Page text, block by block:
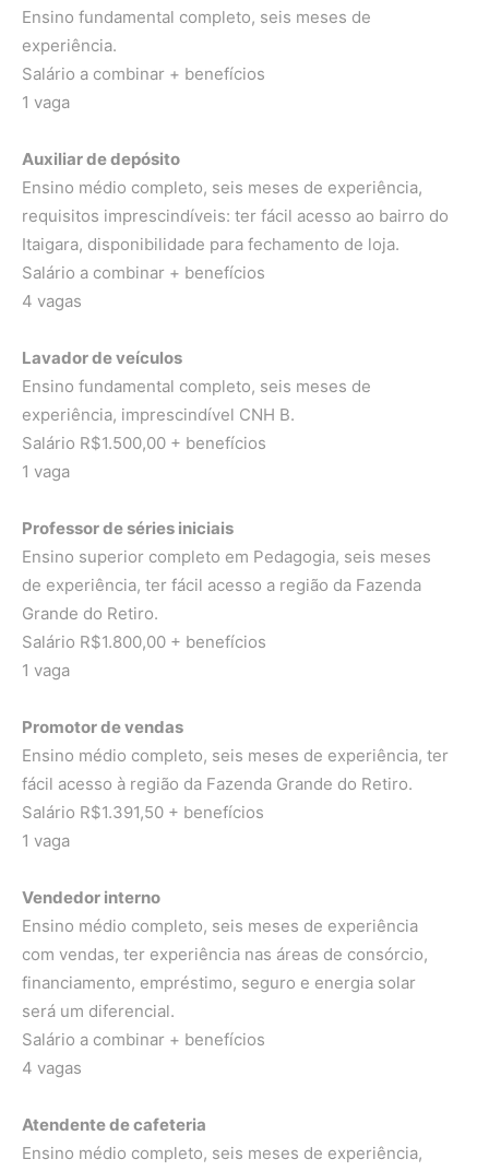
Ensino fundamental completo, seis meses de
experiência.
Salário a combinar + benefícios
1 vaga
Auxiliar de depósito
Ensino médio completo, seis meses de experiência,
requisitos imprescindíveis: ter fácil acesso ao bairro do
Itaigara, disponibilidade para fechamento de loja.
Salário a combinar + benefícios
4 vagas
Lavador de veículos
Ensino fundamental completo, seis meses de
experiência, imprescindível CNH B.
Salário R$1.500,00 + benefícios
1 vaga
Professor de séries iniciais
Ensino superior completo em Pedagogia, seis meses
de experiência, ter fácil acesso a região da Fazenda
Grande do Retiro.
Salário R$1.800,00 + benefícios
1 vaga
Promotor de vendas
Ensino médio completo, seis meses de experiência, ter
fácil acesso à região da Fazenda Grande do Retiro.
Salário R$1.391,50 + benefícios
1 vaga
Vendedor interno
Ensino médio completo, seis meses de experiência
com vendas, ter experiência nas áreas de consórcio,
financiamento, empréstimo, seguro e energia solar
será um diferencial.
Salário a combinar + benefícios
4 vagas
Atendente de cafeteria
Ensino médio completo, seis meses de experiência,